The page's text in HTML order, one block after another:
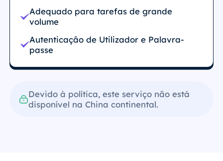
Adequado para tarefas de grande
volume
Autenticação de Utilizador e Palavra-
passe
Devido à política, este serviço não está
disponível na China continental.